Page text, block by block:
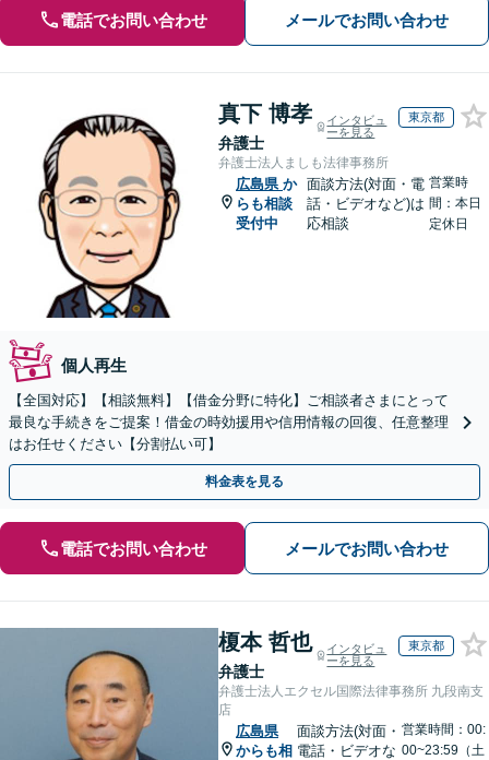
電話でお問い合わせ メールでお問い合わせ
真下 博孝
弁護士
インタビュ
ーを見る
東京都
弁護士法人ましも法律事務所
広島県 か
らも相談
受付中
面談方法(対面・電
話・ビデオなど)は
応相談
営業時
間：本日
定休日
個人再生
【全国対応】【相談無料】【借金分野に特化】ご相談者さまにとって
最良な手続きをご提案！借金の時効援用や信用情報の回復、任意整理
はお任せください【分割払い可】
料金表を見る
電話でお問い合わせ メールでお問い合わせ
榎本 哲也
弁護士
インタビュ
ーを見る
東京都
弁護士法人エクセル国際法律事務所 九段南支
店
広島県
からも相
面談方法(対面・
電話・ビデオな
営業時間：00:
00~23:59（土